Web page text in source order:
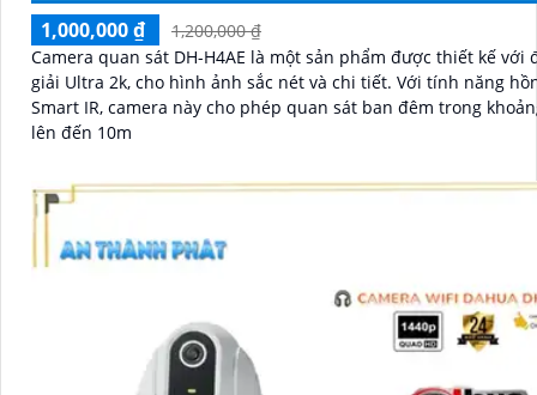
1,000,000 ₫
1,200,000 ₫
Camera quan sát DH-H4AE là một sản phẩm được thiết kế với
giải Ultra 2k, cho hình ảnh sắc nét và chi tiết. Với tính năng hồng ngoại
Smart IR, camera này cho phép quan sát ban đêm trong
lên đến 10m